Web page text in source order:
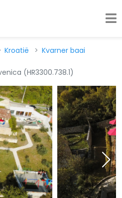
Kroatië
Kvarner baai
(HR3300.738.1)